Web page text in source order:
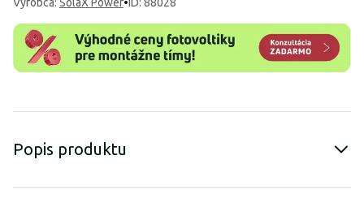
Popis produktu